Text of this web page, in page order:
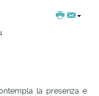
la presenza e